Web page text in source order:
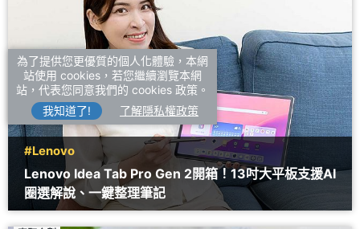
#Lenovo
Lenovo Idea Tab Pro Gen 2開箱！13吋大平板支援AI
圈選解說、一鍵整理筆記
為了提供您更優質的個人化體驗，本網
站使用 cookies，若您繼續瀏覽本網
站，代表您同意我們的 cookies 政策。
我知道了!
了解隱私權政策